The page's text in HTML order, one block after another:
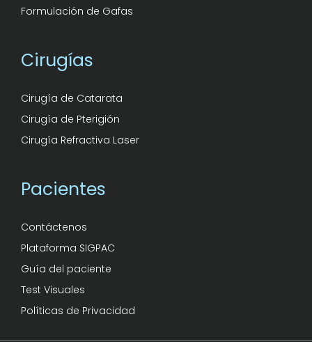
Formulación de Gafas
Cirugías
Cirugía de Catarata
Cirugía de Pterigión
Cirugía Refractiva Laser
Pacientes
Contáctenos
Plataforma SIGPAC
Guía del paciente
Test Visuales
Políticas de Privacidad